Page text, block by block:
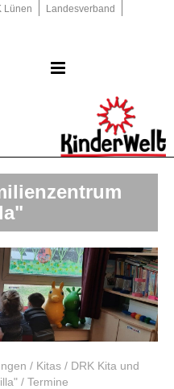
Lünen
Landesverband
/ Kitas / DRK Kita und
/ Termine